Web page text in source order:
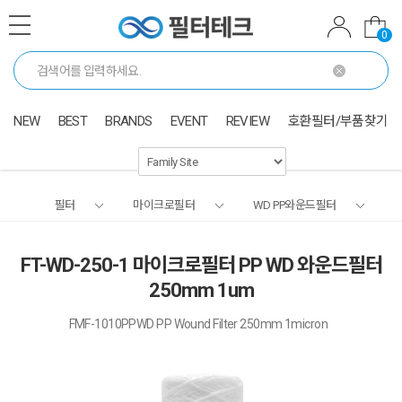
0
NEW BEST BRANDS EVENT REVIEW 호환필터/부품찾기
필터 마이크로필터 WD PP와운드필터
FT-WD-250-1 마이크로필터 PP WD 와운드필터
250mm 1um
FMF-1010PPWD PP Wound Filter 250mm 1micron